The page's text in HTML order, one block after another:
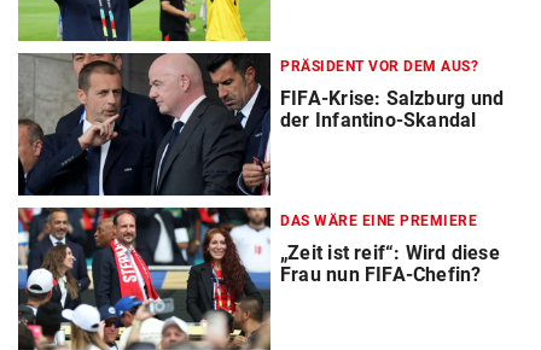
PRÄSIDENT VOR DEM AUS?
FIFA-Krise: Salzburg und
der Infantino-Skandal
DAS WÄRE EINE PREMIERE
„Zeit ist reif“: Wird diese
Frau nun FIFA-Chefin?